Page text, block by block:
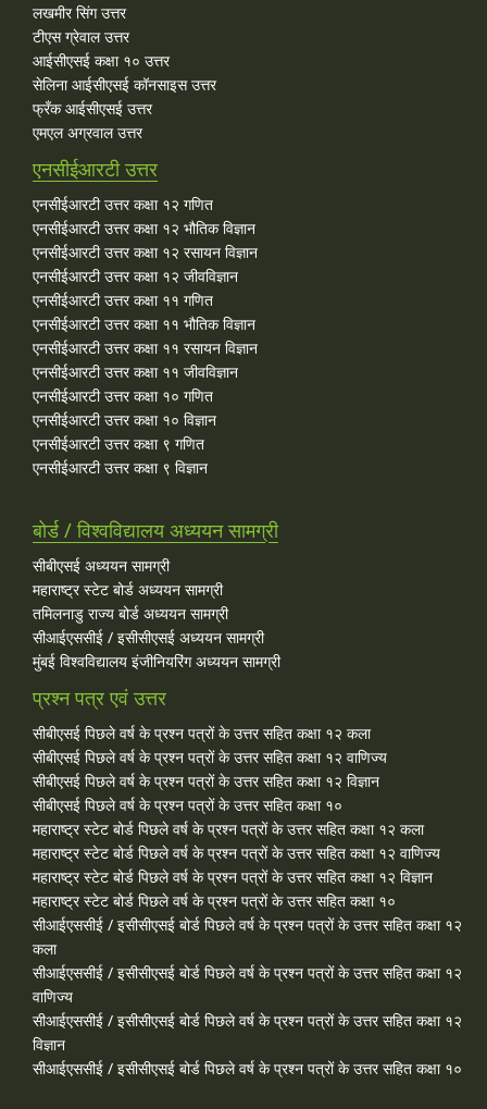
लखमीर सिंग उत्तर
टीएस ग्रेवाल उत्तर
आईसीएसई कक्षा १० उत्तर
सेलिना आईसीएसई कॉनसाइस उत्तर
फ्रँक आईसीएसई उत्तर
एमएल अग्रवाल उत्तर
एनसीईआरटी उत्तर
एनसीईआरटी उत्तर कक्षा १२ गणित
एनसीईआरटी उत्तर कक्षा १२ भौतिक विज्ञान
एनसीईआरटी उत्तर कक्षा १२ रसायन विज्ञान
एनसीईआरटी उत्तर कक्षा १२ जीवविज्ञान
एनसीईआरटी उत्तर कक्षा ११ गणित
एनसीईआरटी उत्तर कक्षा ११ भौतिक विज्ञान
एनसीईआरटी उत्तर कक्षा ११ रसायन विज्ञान
एनसीईआरटी उत्तर कक्षा ११ जीवविज्ञान
एनसीईआरटी उत्तर कक्षा १० गणित
एनसीईआरटी उत्तर कक्षा १० विज्ञान
एनसीईआरटी उत्तर कक्षा ९ गणित
एनसीईआरटी उत्तर कक्षा ९ विज्ञान
बोर्ड / विश्वविद्यालय अध्ययन सामग्री
सीबीएसई अध्ययन सामग्री
महाराष्ट्र स्टेट बोर्ड अध्ययन सामग्री
तमिलनाडु राज्य बोर्ड अध्ययन सामग्री
सीआईएससीई / इसीसीएसई अध्ययन सामग्री
मुंबई विश्वविद्यालय इंजीनियरिंग अध्ययन सामग्री
प्रश्न पत्र एवं उत्तर
सीबीएसई पिछले वर्ष के प्रश्न पत्रों के उत्तर सहित कक्षा १२ कला
सीबीएसई पिछले वर्ष के प्रश्न पत्रों के उत्तर सहित कक्षा १२ वाणिज्य
सीबीएसई पिछले वर्ष के प्रश्न पत्रों के उत्तर सहित कक्षा १२ विज्ञान
सीबीएसई पिछले वर्ष के प्रश्न पत्रों के उत्तर सहित कक्षा १०
महाराष्ट्र स्टेट बोर्ड पिछले वर्ष के प्रश्न पत्रों के उत्तर सहित कक्षा १२ कला
महाराष्ट्र स्टेट बोर्ड पिछले वर्ष के प्रश्न पत्रों के उत्तर सहित कक्षा १२ वाणिज्य
महाराष्ट्र स्टेट बोर्ड पिछले वर्ष के प्रश्न पत्रों के उत्तर सहित कक्षा १२ विज्ञान
महाराष्ट्र स्टेट बोर्ड पिछले वर्ष के प्रश्न पत्रों के उत्तर सहित कक्षा १०
सीआईएससीई / इसीसीएसई बोर्ड पिछले वर्ष के प्रश्न पत्रों के उत्तर सहित कक्षा १२
कला
सीआईएससीई / इसीसीएसई बोर्ड पिछले वर्ष के प्रश्न पत्रों के उत्तर सहित कक्षा १२
वाणिज्य
सीआईएससीई / इसीसीएसई बोर्ड पिछले वर्ष के प्रश्न पत्रों के उत्तर सहित कक्षा १२
विज्ञान
सीआईएससीई / इसीसीएसई बोर्ड पिछले वर्ष के प्रश्न पत्रों के उत्तर सहित कक्षा १०